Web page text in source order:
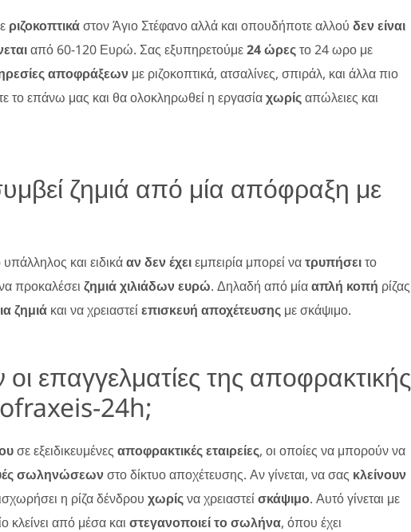
ριζοκοπτικάστον Άγιο Στέφανο αλλά και οπουδήποτε αλλού δεν είναι
από 60-120 Ευρώ. Σας εξυπηρετούμε24 ώρεςτο 24 ωρο με
αποφράξεων με ριζοκοπτικά, ατσαλίνες, σπιράλ, και άλλα πιο
το επάνω μας και θα ολοκληρωθεί η εργασίαχωρίςαπώλειες και
ζημιά από μία απόφραξη με
και ειδικάαν δεν έχειεμπειρία μπορεί νατρυπήσειτο
προκαλέσει ζημιά χιλιάδων ευρώ. Δηλαδή από μίααπλή κοπή ρίζας
ζημιά και να χρειαστείεπισκευή αποχέτευσης με σκάψιμο.
οι επαγγελματίες της αποφρακτικής
24h;
σε εξειδικευμένες αποφρακτικές εταιρείες, οι οποίες να μπορούν να
σωληνώσεωνστο δίκτυο αποχέτευσης. Αν γίνεται, να σας κλείνουν
η ρίζα δένδρου χωρίςνα χρειαστείσκάψιμο. Αυτό γίνεται με
κλείνει από μέσα και στεγανοποιεί το σωλήνα, όπου έχει